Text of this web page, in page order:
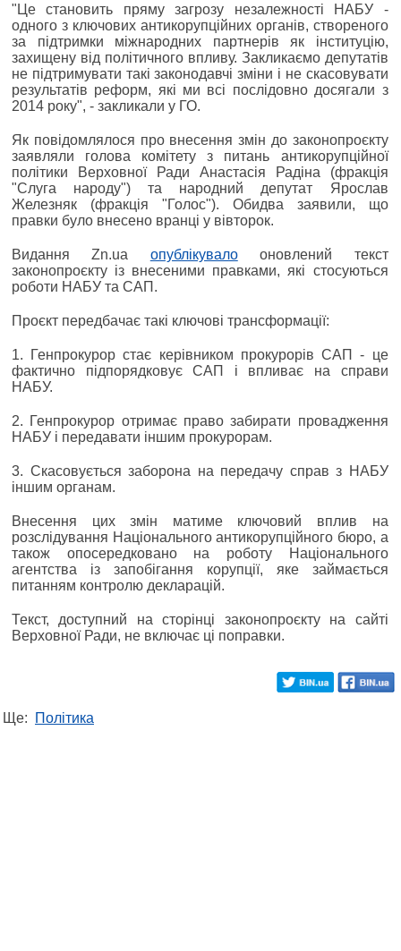
"Це становить пряму загрозу незалежності НАБУ -
одного з ключових антикорупційних органів, створеного
за підтримки міжнародних партнерів як інституцію,
захищену від політичного впливу. Закликаємо депутатів
не підтримувати такі законодавчі зміни і не скасовувати
результатів реформ, які ми всі послідовно досягали з
2014 року", - закликали у ГО.
Як повідомлялося про внесення змін до законопроєкту
заявляли голова комітету з питань антикорупційної
політики Верховної Ради Анастасія Радіна (фракція
"Слуга народу") та народний депутат Ярослав
Железняк (фракція "Голос"). Обидва заявили, що
правки було внесено вранці у вівторок.
Видання Zn.ua опублікувалооновлений текст
законопроєкту із внесеними правками, які стосуються
роботи НАБУ та САП.
Проєкт передбачає такі ключові трансформації:
1. Генпрокурор стає керівником прокурорів САП - це
фактично підпорядковує САП і впливає на справи
НАБУ.
2. Генпрокурор отримає право забирати провадження
НАБУ і передавати іншим прокурорам.
3. Скасовується заборона на передачу справ з НАБУ
іншим органам.
Внесення цих змін матиме ключовий вплив на
розслідування Національного антикорупційного бюро, а
також опосередковано на роботу Національного
агентства із запобігання корупції, яке займається
питанням контролю декларацій.
Текст, доступний на сторінці законопроєкту на сайті
Верховної Ради, не включає ці поправки.
Ще: Політика